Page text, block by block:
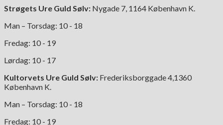
Strøgets Ure Guld Sølv: Nygade 7, 1164 København K.
Man – Torsdag: 10 - 18
Fredag: 10 - 19
Lørdag: 10 - 17
Kultorvets Ure Guld Sølv: Frederiksborggade 4,1360
København K.
Man – Torsdag: 10 - 18
Fredag: 10 - 19